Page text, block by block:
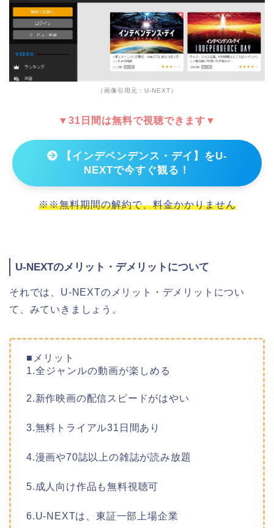
（画像引用元：U-NEXT）
▼31日間は無料で視聴できます▼
【インデペンデンス・デイ】をU-
NEXTで今すぐ観る！
※※無料期間の解約で、料金かかりません
U-NEXTのメリット・デメリットについて
それでは、U-NEXTのメリット・デメリットについ
て、みていきましょう。
■メリット
1.全ジャンルの動画が楽しめる
2.新作映画の配信スピードがはやい
3.無料トライアル31日間あり
4.漫画や70誌以上の雑誌が読み放題
5.成人向け作品も無料視聴可
6.U-NEXTは、東証一部上場企業